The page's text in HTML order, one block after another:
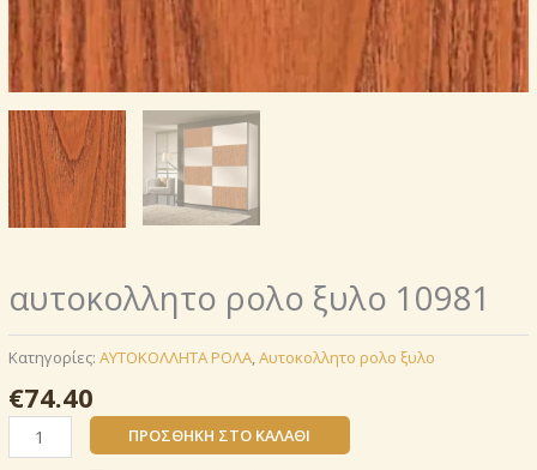
αυτοκoλλητο ρολo ξυλο 10981
Κατηγορίες: AΥΤΟΚΟΛΛΗΤΑ ΡΟΛΑ Αυτοκoλλητο ρολo ξυλο
€74.40
αυτοκoλλητο
ρολo
ΠΡΟΣΘΉΚΗ ΣΤΟ ΚΑΛΆΘΙ